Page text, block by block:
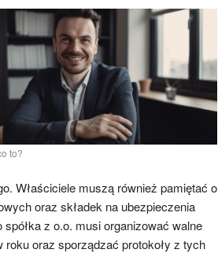
to?
Właściciele muszą również pamiętać o
oraz składek na ubezpieczenia
z o.o. musi organizować walne
oraz sporządzać protokoły z tych